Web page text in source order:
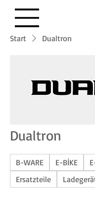
Start Dualtron
Dualtron
B-WARE E-BİKE
Ersatzteile